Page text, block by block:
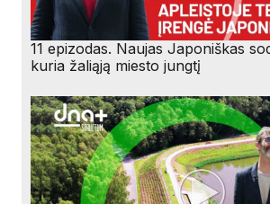
11 epizodas. Naujas Japoniškas
kuria žaliąją miesto jungtį